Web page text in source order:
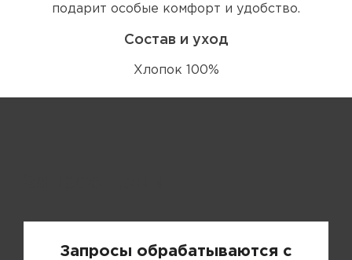
подарит особые комфорт и удобство.
Состав и уход
Хлопок 100%
Запросы обрабатываются с